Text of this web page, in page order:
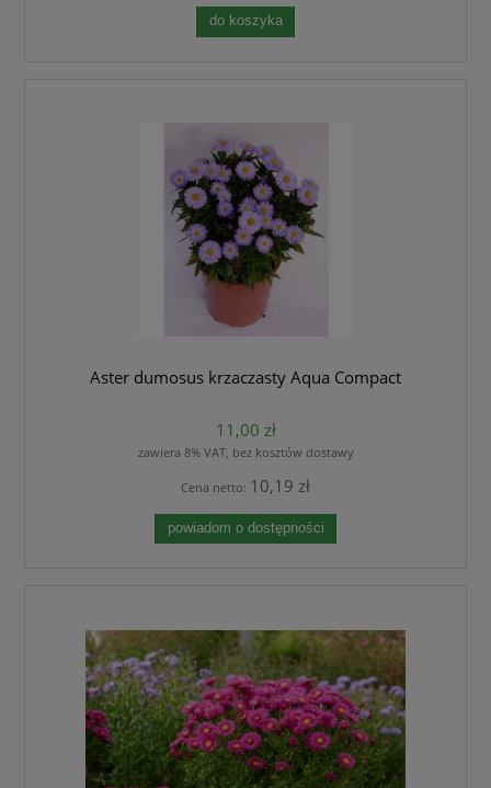
do koszyka
Aster dumosus krzaczasty Aqua Compact
11,00 zł
zawiera 8% VAT, bez kosztów dostawy
Cena netto: 10,19 zł
powiadom o dostępności